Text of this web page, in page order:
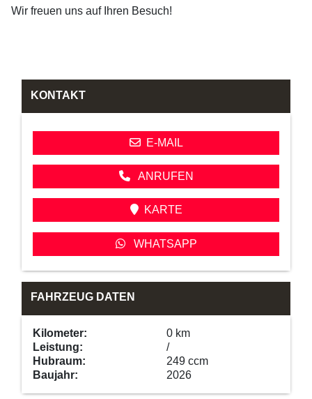
Wir freuen uns auf Ihren Besuch!
KONTAKT
E-MAIL
ANRUFEN
KARTE
WHATSAPP
FAHRZEUG DATEN
Kilometer:
0 km
Leistung:
/
Hubraum:
249 ccm
Baujahr:
2026